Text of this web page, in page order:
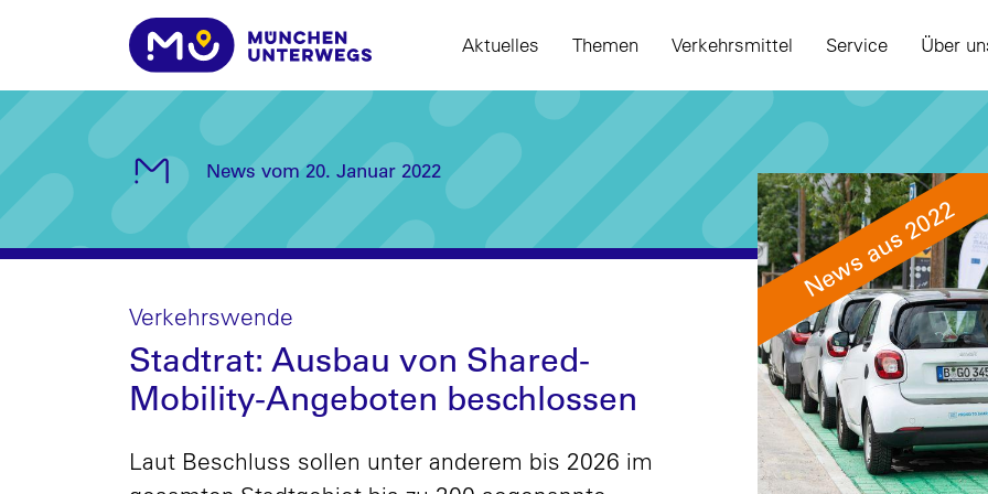
Aktuelles Themen Verkehrsmittel Service Über
News vom 20. Januar 2022
Verkehrswende
Stadtrat: Ausbau von Shared-
Mobility-Angeboten beschlossen
Laut Beschluss sollen unter anderem bis 2026 im
News aus 2022